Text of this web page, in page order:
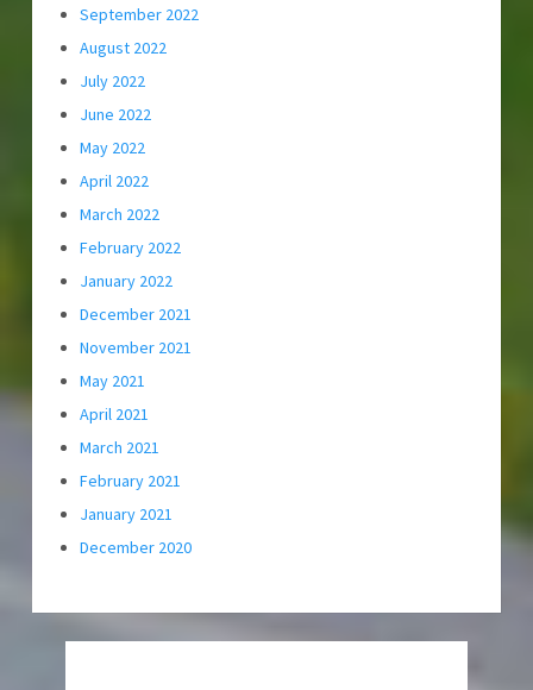
September 2022
August 2022
July 2022
June 2022
May 2022
April 2022
March 2022
February 2022
January 2022
December 2021
November 2021
May 2021
April 2021
March 2021
February 2021
January 2021
December 2020